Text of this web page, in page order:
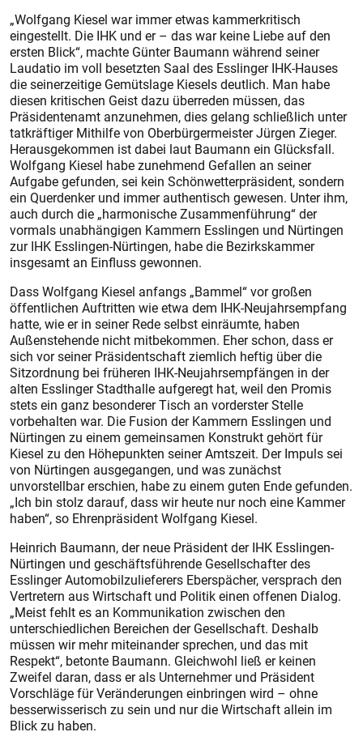
„Wolfgang Kiesel war immer etwas kammerkritisch
eingestellt. Die IHK und er – das war keine Liebe auf den
ersten Blick“, machte Günter Baumann während seiner
Laudatio im voll besetzten Saal des Esslinger IHK-Hauses
die seinerzeitige Gemütslage Kiesels deutlich. Man habe
diesen kritischen Geist dazu überreden müssen, das
Präsidentenamt anzunehmen, dies gelang schließlich unter
tatkräftiger Mithilfe von Oberbürgermeister Jürgen Zieger.
Herausgekommen ist dabei laut Baumann ein Glücksfall.
Wolfgang Kiesel habe zunehmend Gefallen an seiner
Aufgabe gefunden, sei kein Schönwetterpräsident, sondern
ein Querdenker und immer authentisch gewesen. Unter ihm,
auch durch die „harmonische Zusammenführung“ der
vormals unabhängigen Kammern Esslingen und Nürtingen
zur IHK Esslingen-Nürtingen, habe die Bezirkskammer
insgesamt an Einfluss gewonnen.
Dass Wolfgang Kiesel anfangs „Bammel“ vor großen
öffentlichen Auftritten wie etwa dem IHK-Neujahrsempfang
hatte, wie er in seiner Rede selbst einräumte, haben
Außenstehende nicht mitbekommen. Eher schon, dass er
sich vor seiner Präsidentschaft ziemlich heftig über die
Sitzordnung bei früheren IHK-Neujahrsempfängen in der
alten Esslinger Stadthalle aufgeregt hat, weil den Promis
stets ein ganz besonderer Tisch an vorderster Stelle
vorbehalten war. Die Fusion der Kammern Esslingen und
Nürtingen zu einem gemeinsamen Konstrukt gehört für
Kiesel zu den Höhepunkten seiner Amtszeit. Der Impuls sei
von Nürtingen ausgegangen, und was zunächst
unvorstellbar erschien, habe zu einem guten Ende gefunden.
„Ich bin stolz darauf, dass wir heute nur noch eine Kammer
haben“, so Ehrenpräsident Wolfgang Kiesel.
Heinrich Baumann, der neue Präsident der IHK Esslingen-
Nürtingen und geschäftsführende Gesellschafter des
Esslinger Automobilzulieferers Eberspächer, versprach den
Vertretern aus Wirtschaft und Politik einen offenen Dialog.
„Meist fehlt es an Kommunikation zwischen den
unterschiedlichen Bereichen der Gesellschaft. Deshalb
müssen wir mehr miteinander sprechen, und das mit
Respekt“, betonte Baumann. Gleichwohl ließ er keinen
Zweifel daran, dass er als Unternehmer und Präsident
Vorschläge für Veränderungen einbringen wird – ohne
besserwisserisch zu sein und nur die Wirtschaft allein im
Blick zu haben.